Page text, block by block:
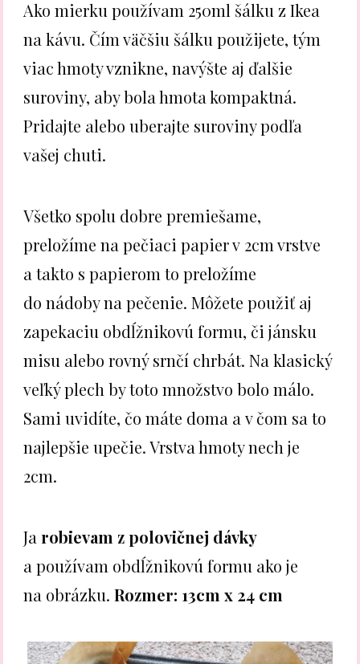
Ako mierku používam 250ml šálku z Ikea
na kávu. Čím väčšiu šálku použijete, tým
viac hmoty vznikne, navýšte aj ďalšie
suroviny, aby bola hmota kompaktná.
Pridajte alebo uberajte suroviny podľa
vašej chuti.
Všetko spolu dobre premiešame,
preložíme na pečiaci papier v 2cm vrstve
a takto s papierom to preložíme
do nádoby na pečenie. Môžete použiť aj
zapekaciu obdĺžnikovú formu, či jánsku
misu alebo rovný srnčí chrbát. Na klasický
veľký plech by toto množstvo bolo málo.
Sami uvidíte, čo máte doma a v čom sa to
najlepšie upečie. Vrstva hmoty nech je
2cm.
Jarobievam z polovičnej dávky
a používam obdĺžnikovú formu ako je
na obrázku.Rozmer: 13cm x 24 cm